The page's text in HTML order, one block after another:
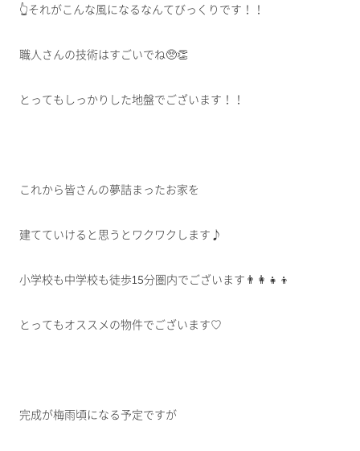
👆それがこんな風になるなんてびっくりです！！
職人さんの技術はすごいでね🥺👏
とってもしっかりした地盤でございます！！
これから皆さんの夢詰まったお家を
建てていけると思うとワクワクします♪
小学校も中学校も徒歩15分圏内でございます👨‍👩‍👧‍👦
とってもオススメの物件でございます♡
完成が梅雨頃になる予定ですが